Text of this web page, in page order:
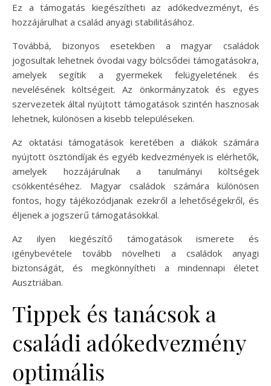
Ez a támogatás kiegészítheti az adókedvezményt, és
hozzájárulhat a család anyagi stabilitásához.
Továbbá, bizonyos esetekben a magyar családok
jogosultak lehetnek óvodai vagy bölcsődei támogatásokra,
amelyek segítik a gyermekek felügyeletének és
nevelésének költségeit. Az önkormányzatok és egyes
szervezetek által nyújtott támogatások szintén hasznosak
lehetnek, különösen a kisebb településeken.
Az oktatási támogatások keretében a diákok számára
nyújtott ösztöndíjak és egyéb kedvezmények is elérhetők,
amelyek hozzájárulnak a tanulmányi költségek
csökkentéséhez. Magyar családok számára különösen
fontos, hogy tájékozódjanak ezekről a lehetőségekről, és
éljenek a jogszerű támogatásokkal.
Az ilyen kiegészítő támogatások ismerete és
igénybevétele tovább növelheti a családok anyagi
biztonságát, és megkönnyítheti a mindennapi életet
Ausztriában.
Tippek és tanácsok a
családi adókedvezmény
optimális